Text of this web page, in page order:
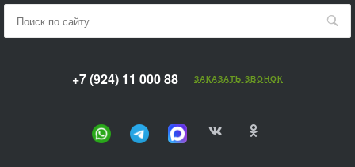
+7 (924) 11 000 88 ЗАКАЗАТЬ ЗВОНОК